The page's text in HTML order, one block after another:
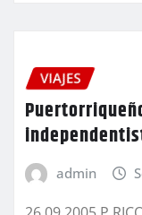
VIAJES
admin